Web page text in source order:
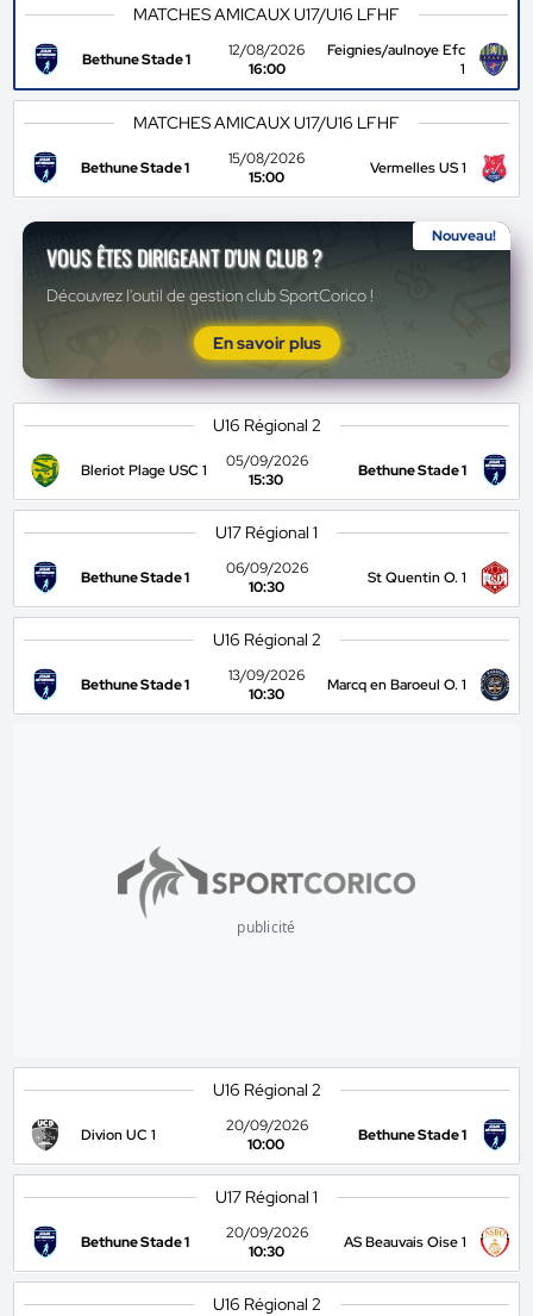
MATCHES AMICAUX U17/U16 LFHF
Bethune Stade 1
12/08/2026
16:00
Feignies/aulnoye Efc
1
MATCHES AMICAUX U17/U16 LFHF
Bethune Stade 1
15/08/2026
15:00
Vermelles US 1
Nouveau!
VOUS ÊTES DIRIGEANT D'UN CLUB ?
Découvrez l'outil de gestion club SportCorico !
En savoir plus
U16 Régional 2
Bleriot Plage USC 1
05/09/2026
15:30
Bethune Stade 1
U17 Régional 1
Bethune Stade 1
06/09/2026
10:30
St Quentin O. 1
U16 Régional 2
Bethune Stade 1
13/09/2026
10:30
Marcq en Baroeul O. 1
publicité
U16 Régional 2
Divion UC 1
20/09/2026
10:00
Bethune Stade 1
U17 Régional 1
Bethune Stade 1
20/09/2026
10:30
AS Beauvais Oise 1
U16 Régional 2